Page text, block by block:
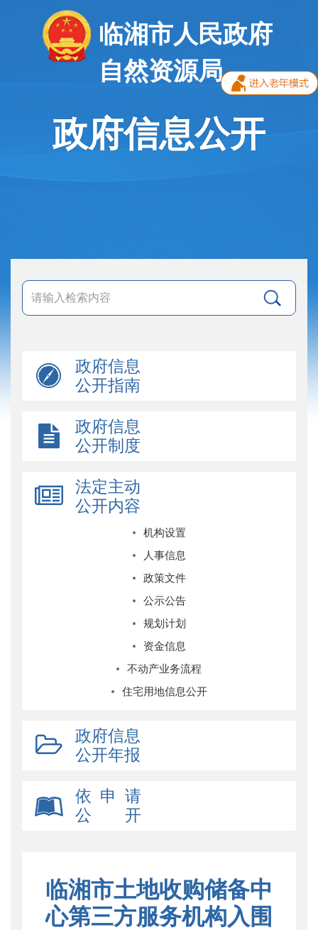
临湘市人民政府
自然资源局
政府信息公开
政府信息
公开指南
政府信息
公开制度
法定主动
公开内容
机构设置
人事信息
政策文件
公示公告
规划计划
资金信息
不动产业务流程
住宅用地信息公开
政府信息
公开年报
依 申 请
公 开
临湘市土地收购储备中
心第三方服务机构入围